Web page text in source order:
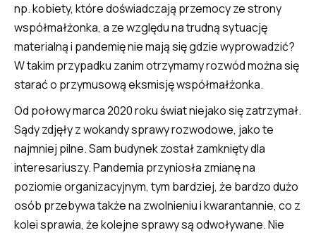
np. kobiety, które doświadczają przemocy ze strony
współmałżonka, a ze względu na trudną sytuację
materialną i pandemię nie mają się gdzie wyprowadzić?
W takim przypadku zanim otrzymamy rozwód można się
starać o przymusową eksmisję współmałżonka.
Od połowy marca 2020 roku świat niejako się zatrzymał.
Sądy zdjęły z wokandy sprawy rozwodowe, jako te
najmniej pilne. Sam budynek został zamknięty dla
interesariuszy. Pandemia przyniosła zmianę na
poziomie organizacyjnym, tym bardziej, że bardzo dużo
osób przebywa także na zwolnieniu i kwarantannie, co z
kolei sprawia, że kolejne sprawy są odwoływane. Nie